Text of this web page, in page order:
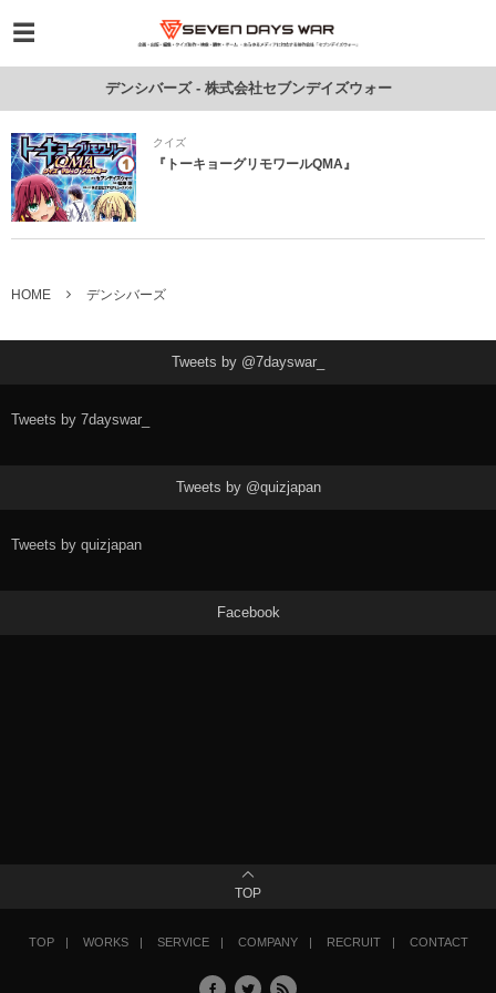
デンシバーズ - 株式会社セブンデイズウォー
クイズ
『トーキョーグリモワールQMA』
HOME デンシバーズ
Tweets by @7dayswar_
Tweets by 7dayswar_
Tweets by @quizjapan
Tweets by quizjapan
Facebook
TOP
TOP WORKS SERVICE COMPANY RECRUIT CONTACT